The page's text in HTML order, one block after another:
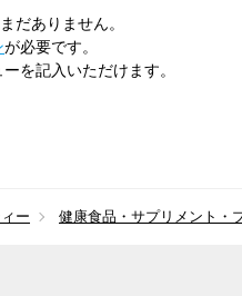
だありません。
が必要です。
を記入いただけます。
ー 健康食品・サプリメント・